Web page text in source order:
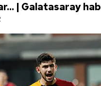
| Galatasaray